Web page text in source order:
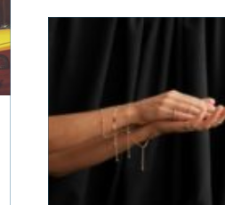
svårt att formulera i ord.
sekunder, oavsett om
mottagaren befinner sig
på konto...